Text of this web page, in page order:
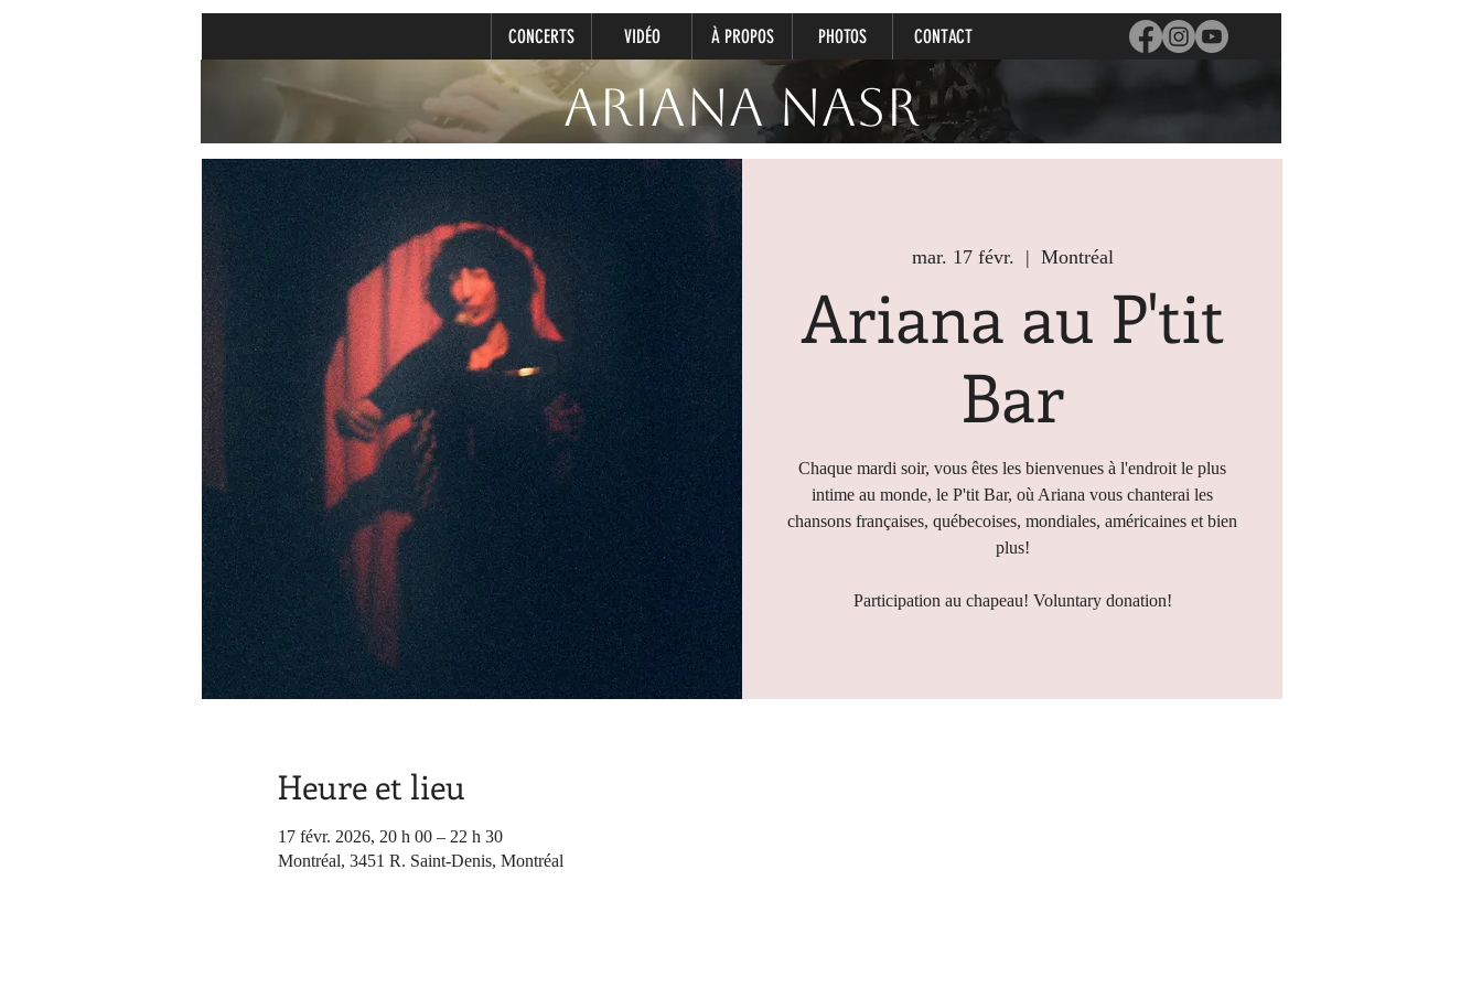
CONCERTS VIDÉO À PROPOS PHOTOS CONTACT
Ariana Nasr
mar. 17 févr.
  |
Montréal
Ariana au P'tit
Bar
Chaque mardi soir, vous êtes les bienvenues à l'endroit le plus
intime au monde, le P'tit Bar, où Ariana vous chanterai les
chansons françaises, québecoises, mondiales, américaines et bien
plus!
Participation au chapeau! Voluntary donation!
Heure et lieu
17 févr. 2026, 20 h 00 – 22 h 30
Montréal, 3451 R. Saint-Denis, Montréal